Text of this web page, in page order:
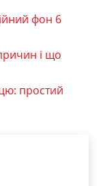
фон 6
і що
простий